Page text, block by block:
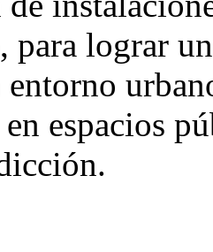
para lograr
entorno
espacios